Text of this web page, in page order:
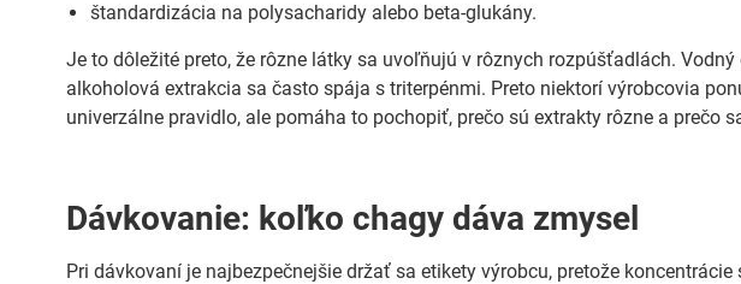
štandardizácia na polysacharidy alebo beta-glukány.
Je to dôležité preto, že rôzne látky sa uvoľňujú v rôznych rozpúšťadlách.
alkoholová extrakcia sa často spája s triterpénmi. Preto niektorí výrobcovia
univerzálne pravidlo, ale pomáha to pochopiť, prečo sú extrakty rôzne a prečo
Dávkovanie: koľko chagy dáva zmysel
Pri dávkovaní je najbezpečnejšie držať sa etikety výrobcu, pretože